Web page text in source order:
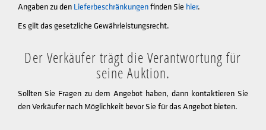
Angaben zu den Lieferbeschränkungenfinden Sie hier.
Es gilt das gesetzliche Gewährleistungsrecht.
Der Verkäufer trägt die Verantwortung für
seine Auktion.
Sollten Sie Fragen zu dem Angebot haben, dann kontaktieren Sie
den Verkäufer nach Möglichkeit bevor Sie für das Angebot bieten.